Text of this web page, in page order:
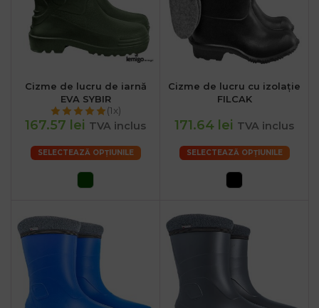
Cizme de lucru de iarnă
EVA SYBIR
(1x)
167.57 lei TVA inclus
SELECTEAZĂ OPȚIUNILE
Cizme de lucru cu izolație
FILCAK
171.64 lei TVA inclus
SELECTEAZĂ OPȚIUNILE